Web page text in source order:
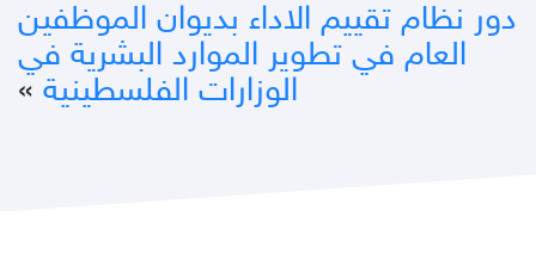
دور نظام تقييم الاداء بديوان الموظفين
العام في تطوير الموارد البشرية في
الوزارات الفلسطينية »